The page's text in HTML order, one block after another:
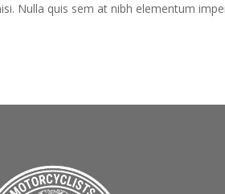
Nulla quis sem at nibh elementum